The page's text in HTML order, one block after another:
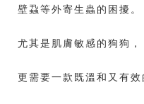
壁蝨等外寄生蟲的困擾。
尤其是肌膚敏感的狗狗，
更需要一款既溫和又有效